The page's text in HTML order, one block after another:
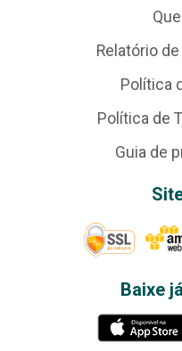
Relatório
Política
Política de
Guia de
Baixe